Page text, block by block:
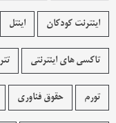
اینترنت کودکان اینتل
تاکسی های اینترنتی تتر
تورم حقوق فناوری